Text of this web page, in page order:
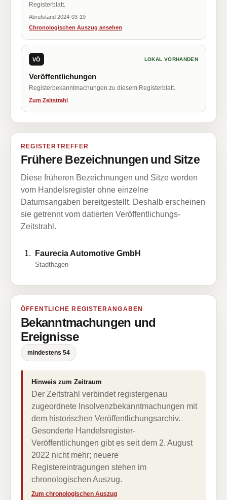
Registerblatt.
Abrufstand 2024-03-19
Chronologischen Auszug ansehen
VÖ LOKAL VORHANDEN
Veröffentlichungen
Registerbekanntmachungen zu diesem Registerblatt.
Zum Zeitstrahl
REGISTERTREFFER
Frühere Bezeichnungen und Sitze
Diese früheren Bezeichnungen und Sitze werden
vom Handelsregister ohne einzelne
Datumsangaben bereitgestellt. Deshalb erscheinen
sie getrennt vom datierten Veröffentlichungs-
Zeitstrahl.
Faurecia Automotive GmbH
Stadthagen
ÖFFENTLICHE REGISTERANGABEN
Bekanntmachungen und
Ereignisse
mindestens 54
Hinweis zum Zeitraum
Der Zeitstrahl verbindet registergenau
zugeordnete Insolvenzbekanntmachungen mit
dem historischen Veröffentlichungsarchiv.
Gesonderte Handelsregister-
Veröffentlichungen gibt es seit dem 2. August
2022 nicht mehr; neuere
Registereintragungen stehen im
chronologischen Auszug.
Zum chronologischen Auszug